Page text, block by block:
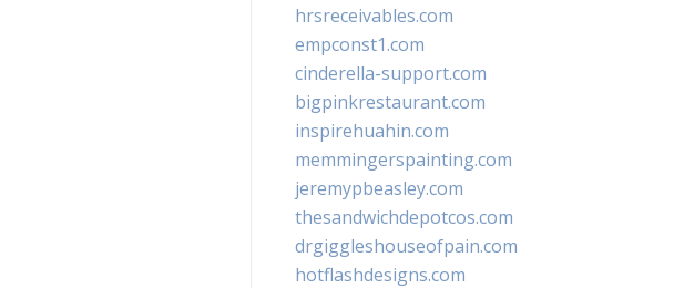
hrsreceivables.com
empconst1.com
cinderella-support.com
bigpinkrestaurant.com
inspirehuahin.com
memmingerspainting.com
jeremypbeasley.com
thesandwichdepotcos.com
drgiggleshouseofpain.com
hotflashdesigns.com